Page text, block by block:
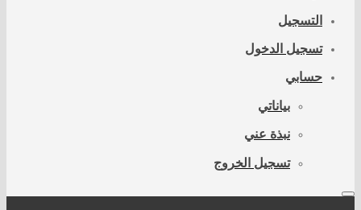
التسجيل
تسجيل الدخول
حسابي
بياناتي
نبذة عني
تسجيل الخروج